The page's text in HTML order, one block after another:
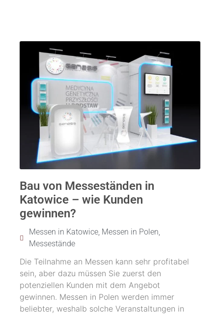
Bau von Messeständen in
Katowice – wie Kunden
gewinnen?
Messen in Katowice Messen in Polen
Messestände
Die Teilnahme an Messen kann sehr profitabel
sein, aber dazu müssen Sie zuerst den
potenziellen Kunden mit dem Angebot
gewinnen. Messen in Polen werden immer
beliebter, weshalb solche Veranstaltungen in